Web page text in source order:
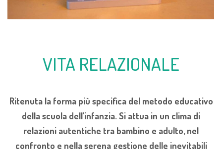
VITA RELAZIONALE
Ritenuta la forma più specifica del metodo educativo
della scuola dell’infanzia. Si attua in un clima di
relazioni autentiche tra bambino e adulto, nel
confronto e nella serena gestione delle inevitabili